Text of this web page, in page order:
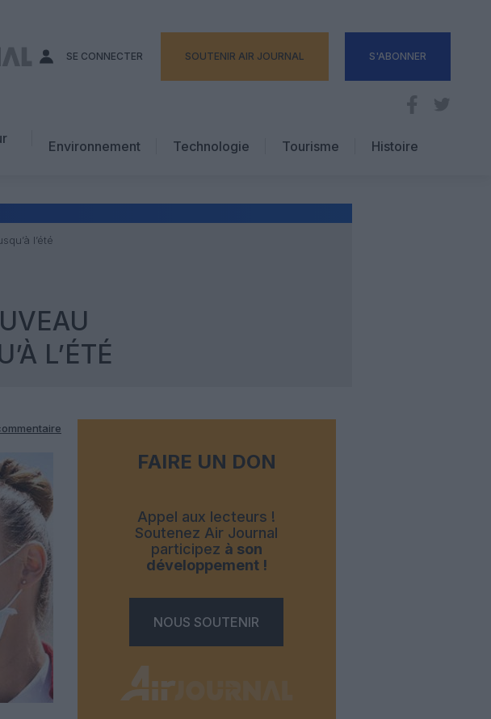
SE CONNECTER SOUTENIR AIR JOURNAL S'ABONNER
Environnement Technologie
Tourisme
Hôtellerie
Histoire
l’été
L’ÉTÉ
FAIRE UN DON
Appel aux lecteurs !
Soutenez Air Journal
participez à son
développement !
NOUS SOUTENIR